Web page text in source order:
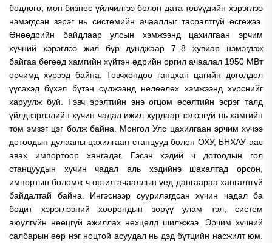
бодлого, мөн бизнес үйлчилгээ болон дата төвүүдийн хэрэглээ
нэмэгдсэн зэрэг нь системийн ачааллыг тасралтгүй өсгөжээ.
Өнөөдрийн байдлаар улсын хэмжээнд цахилгаан эрчим
хүчний хэрэглээ жил бүр дунджаар 7–8 хувиар нэмэгдэж
байгаа бөгөөд хамгийн хүйтэн өдрийн оргил ачаалал 1950 МВт
орчимд хүрээд байна. Товчхондоо ганцхан цагийн доголдол
үүсэхэд бүхэл бүтэн сүлжээнд нөлөөлөх хэмжээнд хүрснийг
харуулж буй. Гэвч эрэлтийн энэ огцом өсөлтийн эсрэг талд
үйлдвэрлэлийн хүчин чадал ижил хурдаар тэлээгүй нь хамгийн
том эмзэг цэг болж байна. Монгол Улс цахилгаан эрчим хүчээ
дотоодын дулааны цахилгаан станцууд болон ОХУ, БНХАУ-аас
авах импортоор хангадаг. Гэсэн хэдий ч дотоодын гол
станцуудын хүчин чадал аль хэдийнэ шахалтад орсон,
импортын боломж ч оргил ачааллын үед дангаараа хангалтгүй
байдалтай байна. Ингэснээр суурилагдсан хүчин чадал ба
бодит хэрэглээний хоорондын зөрүү улам тэл, систем
аюулгүйн нөөцгүй ажиллах нөхцөлд шилжжээ. Эрчим хүчний
салбарын өөр нэг ноцтой асуудал нь дэд бүтцийн насжилт юм.